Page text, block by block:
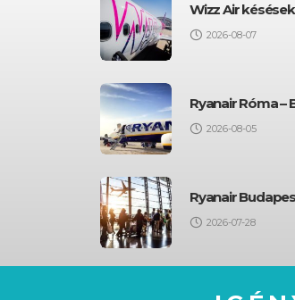
Wizz Air
2026-08-07
Ryanair Róma –
2026-08-05
Ryanair
2026-07-28